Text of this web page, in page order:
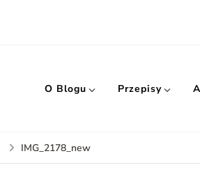
O Blogu Przepisy
IMG_2178_new